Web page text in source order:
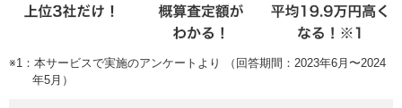
※1：本サービスで実施のアンケートより （回答期間：2023年6月〜2024
年5月）